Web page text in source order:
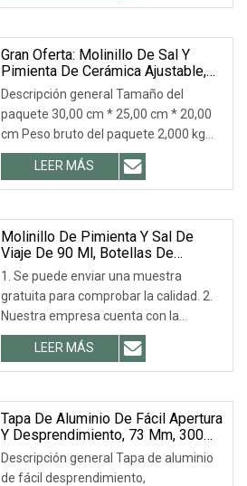
TARGET, etc. 3. Escala de proceso: 18+
Gran Oferta: Molinillo De Sal Y
Pimienta De Cerámica Ajustable,
Molinillo Manual De Sal De Roca
De 6 Oz, Molinillo Para Especias.
Descripción general Tamaño del
paquete 30,00 cm * 25,00 cm * 20,00
cm Peso bruto del paquete 2,000 kg
Molinillo de especias manual de gran
venta en Amazon Molinillo de pimienta
Molinillos de sal y pimienta Molinillo de
de alta resistencia
LEER MÁS
Molinillo De Pimienta Y Sal De
Viaje De 90 Ml, Botellas De
Plástico.
1. Se puede enviar una muestra
gratuita para comprobar la calidad. 2.
Nuestra empresa cuenta con la
certificación ISO 9001 y es el principal
proveedor de Coca-Cola, LIBBEY, ARC,
TARGET, etc. 3. Escala de proceso: 18+
LEER MÁS
Tapa De Aluminio De Fácil Apertura
Y Desprendimiento, 73 Mm, 300
Lb, Para Lata De Papel, Plástico Y
Metal.
Descripción general Tapa de aluminio
de fácil desprendimiento,